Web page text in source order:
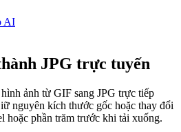
AI
JPG trực tuyến
ảnh từ GIF sang JPG trực tiếp
nguyên kích thước gốc hoặc thay đổi
hoặc phần trăm trước khi tải xuống.